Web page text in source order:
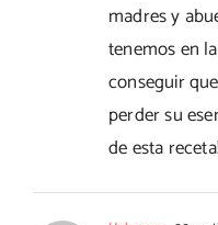
madres y
tenemos en
conseguir
perder su
de esta